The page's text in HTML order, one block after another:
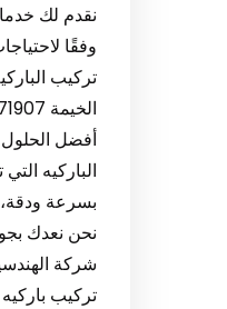
نقدم لك
وفقًا
تركيب
أفضل
الباركيه
بسرعة
نحن نعدك
تركيب